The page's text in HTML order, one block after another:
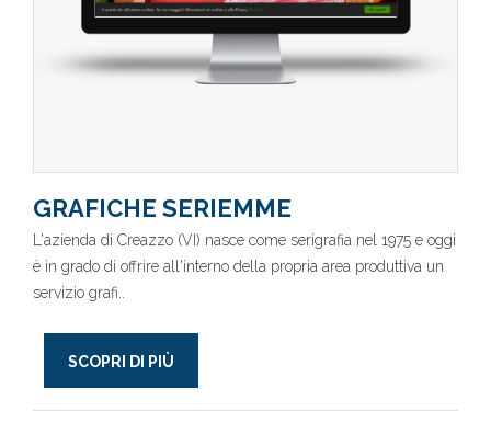
GRAFICHE SERIEMME
L'azienda di Creazzo (VI) nasce come serigrafia nel 1975 e oggi
è in grado di offrire all'interno della propria area produttiva un
servizio grafi..
SCOPRI DI PIÙ